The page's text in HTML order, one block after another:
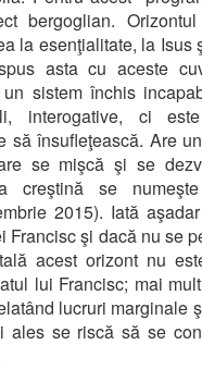
bergoglian.
la esenţialitate, la Isus
asta cu aceste
sistem închis
interogative, ci
să însufleţească. Are
se mişcă şi se
creştină se
2015). Iată
Francisc şi dacă nu se
acest orizont nu
lui Francisc; mai
lucruri marginale
ales se riscă să se